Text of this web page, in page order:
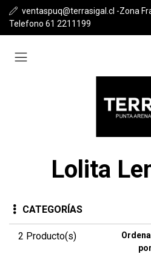
ventaspuq@terrasigal.cl -Zona
Telefono 61 2211199
Lolita
CATEGORÍAS
2 Producto(s)